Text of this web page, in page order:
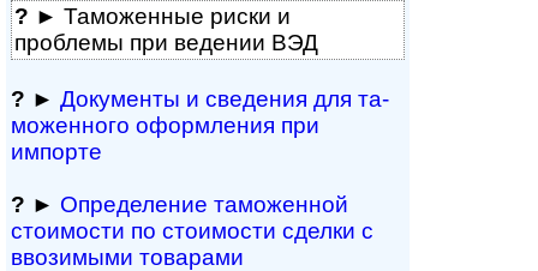
? ► Таможенные риски и
проблемы при ведении ВЭД
? ► Документы и све­де­ния для та­
мо­жен­но­го офор­м­ле­ния при
импорте
? ► Определение таможенной
стоимости по стоимости сделки с
ввозимыми товарами